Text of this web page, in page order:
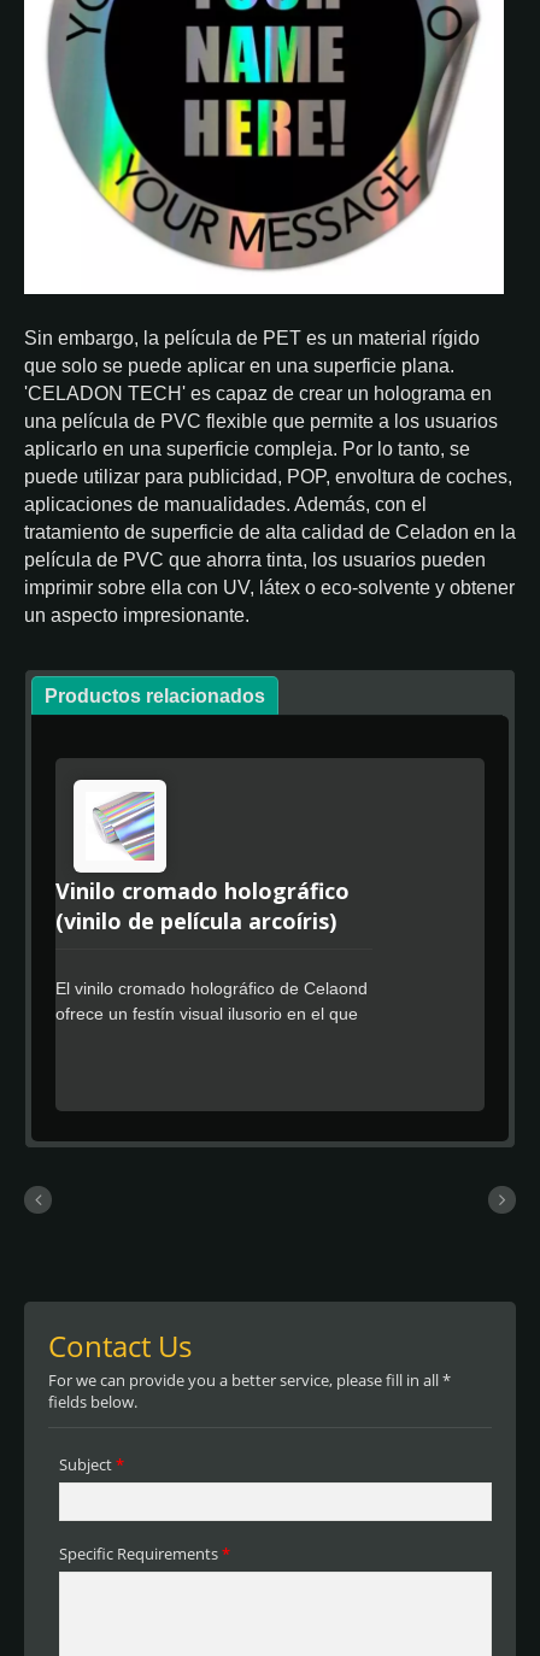
Sin embargo, la película de PET es un material rígido
que solo se puede aplicar en una superficie plana.
'CELADON TECH' es capaz de crear un holograma en
una película de PVC flexible que permite a los usuarios
aplicarlo en una superficie compleja. Por lo tanto, se
puede utilizar para publicidad, POP, envoltura de coches,
aplicaciones de manualidades. Además, con el
tratamiento de superficie de alta calidad de Celadon en la
película de PVC que ahorra tinta, los usuarios pueden
imprimir sobre ella con UV, látex o eco-solvente y obtener
un aspecto impresionante.
Productos relacionados
Vinilo cromado holográfico
(vinilo de película arcoíris)
El vinilo cromado holográfico de Celaond
ofrece un festín visual ilusorio en el que
con un revestimiento de burbujas planas
y un revestimiento de efecto de apoyo